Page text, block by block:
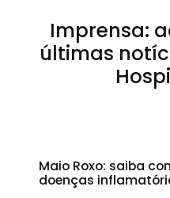
Imprensa:
últimas
Maio Roxo: saiba
doenças